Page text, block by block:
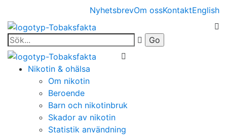
NyhetsbrevOm ossKontaktEnglish
Nikotin & ohälsa
Om nikotin
Beroende
Barn och nikotinbruk
Skador av nikotin
Statistik användning